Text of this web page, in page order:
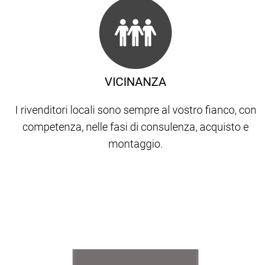
VICINANZA
I rivenditori locali sono sempre al vostro fianco, con
competenza, nelle fasi di consulenza, acquisto e
montaggio.